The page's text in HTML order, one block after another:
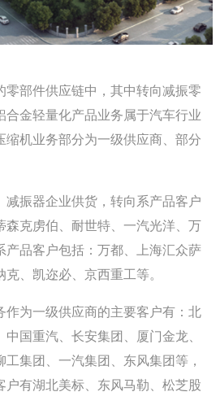
零部件供应链中，其中转向减振零
合金轻量化产品业务属于汽车行业
缩机业务部分为一级供应商、部分
减振器企业供货，转向系产品客户
森克虏伯、耐世特、一汽光洋、万
品客户包括： 万都、
上海汇众萨
、凯迩必、京西重工等。
作为一级供应商的主要客户有：北
国重汽、长安集团、厦门金龙、
集团、一汽集团、东风集团等，
户有湖北美标、东风马勒、松芝股